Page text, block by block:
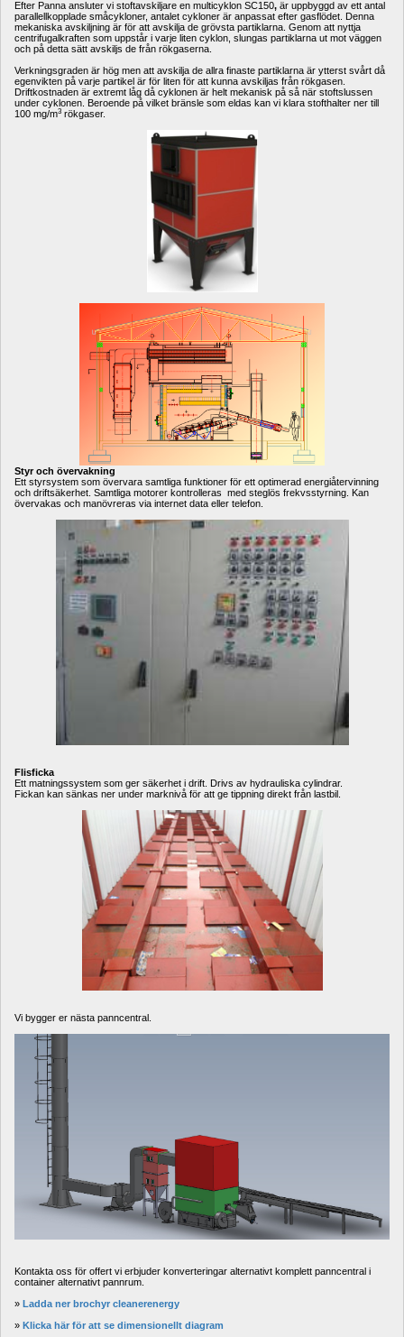
Efter Panna ansluter vi stoftavskiljare en multicyklon SC150, är uppbyggd av ett antal
parallellkopplade småcykloner, antalet cykloner är anpassat efter gasflödet. Denna
mekaniska avskiljning är för att avskilja de grövsta partiklarna. Genom att nyttja
centrifugalkraften som uppstår i varje liten cyklon, slungas partiklarna ut mot väggen
och på detta sätt avskiljs de från rökgaserna.
Verkningsgraden är hög men att avskilja de allra finaste partiklarna är ytterst svårt då
egenvikten på varje partikel är för liten för att kunna avskiljas från rökgasen.
Driftkostnaden är extremt låg då cyklonen är helt mekanisk på så när stoftslussen
under cyklonen. Beroende på vilket bränsle som eldas kan vi klara stofthalter ner till
100 mg/m3 rökgaser.
Styr och övervakning
Ett styrsystem som övervara samtliga funktioner för ett optimerad energiåtervinning
och driftsäkerhet. Samtliga motorer kontrolleras med steglös frekvsstyrning. Kan
övervakas och manövreras via internet data eller telefon.
Flisficka
Ett matningssystem som ger säkerhet i drift. Drivs av hydrauliska cylindrar.
Fickan kan sänkas ner under marknivå för att ge tippning direkt från lastbil.
Vi bygger er nästa panncentral.
Kontakta oss för offert vi erbjuder konverteringar alternativt komplett panncentral i
container alternativt pannrum.
» Ladda ner brochyr cleanerenergy
» Klicka här för att se dimensionellt diagram